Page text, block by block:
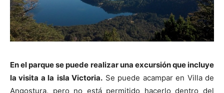
En el parque se puede realizar una excursión que incluye
la visita a la isla Victoria. Se puede acampar en Villa de
Angostura, pero no está permitido hacerlo dentro del